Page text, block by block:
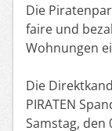
Die
faire und
Wohnungen
Die
PIRATEN
Samstag, den